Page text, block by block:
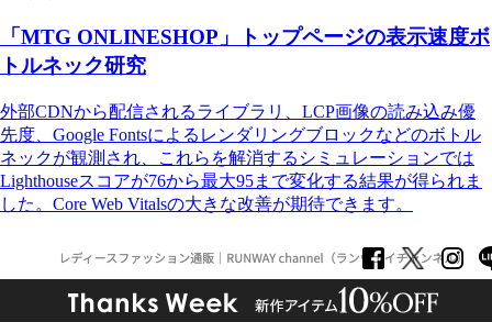
「MTG ONLINESHOP」トップページの表示速度ボ
トルネック研究
外部CDNから配信されるライブラリ、LCP画像の読み込み優
先度、Google Fontsによるレンダリングブロックなどのボトル
ネックが観測され、これらを解消するシミュレーションでは
Lighthouseスコアが76から最大95まで変化する結果が得られま
した。Core Web Vitalsの大きな改善が期待できます。